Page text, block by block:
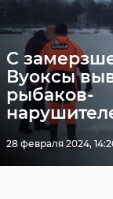
С
Вуоксы
рыбаков-
28 февраля 2024,